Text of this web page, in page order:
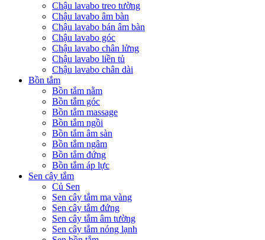
Chậu lavabo treo tường
Chậu lavabo âm bàn
Chậu lavabo bán âm bàn
Chậu lavabo góc
Chậu lavabo chân lửng
Chậu lavabo liền tủ
Chậu lavabo chân dài
Bồn tắm
Bồn tắm nằm
Bồn tắm góc
Bồn tắm massage
Bồn tắm ngồi
Bồn tắm âm sàn
Bồn tắm ngâm
Bồn tắm đứng
Bồn tắm áp lực
Sen cây tắm
Củ Sen
Sen cây tắm mạ vàng
Sen cây tắm đứng
Sen cây tắm âm tường
Sen cây tắm nóng lạnh